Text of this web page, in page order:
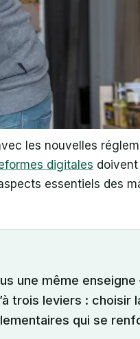
les nouvelles
digitales
essentiels des
une même enseigne
trois leviers : choisir
qui se